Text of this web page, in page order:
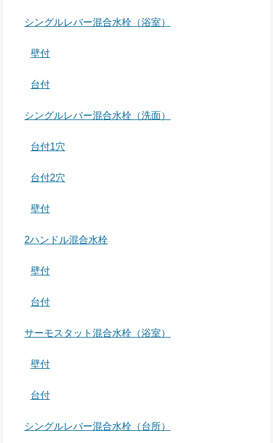
シングルレバー混合水栓（浴室）
壁付
台付
シングルレバー混合水栓（洗面）
台付1穴
台付2穴
壁付
2ハンドル混合水栓
壁付
台付
サーモスタット混合水栓（浴室）
壁付
台付
シングルレバー混合水栓（台所）